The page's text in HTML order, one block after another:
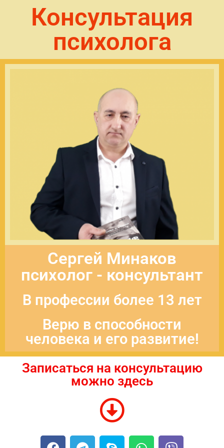
Консультация
психолога
Сергей Минаков
психолог - консультант
В профессии более 13 лет
Верю в способности
человека и его развитие!
Записаться на консультацию
можно здесь